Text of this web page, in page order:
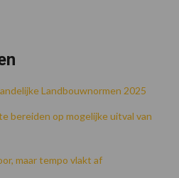
Landbouwnormen 2025
bereiden op mogelijke uitval van
maar tempo vlakt af